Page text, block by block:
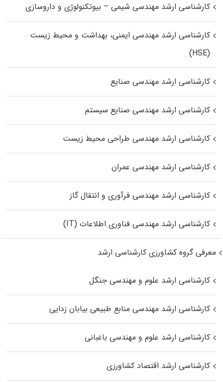
کارشناسی ارشد مهندسی شیمی – بیوتکنولوژی و داروسازی
کارشناسی ارشد مهندسی ایمنی، بهداشت و محیط زیست
(HSE)
کارشناسی ارشد مهندسی صنایع
کارشناسی ارشد مهندسی صنایع سیستم
کارشناسی ارشد مهندسی طراحی محیط زیست
کارشناسی ارشد مهندسی عمران
کارشناسی ارشد مهندسی فرآوری و انتقال گاز
کارشناسی ارشد مهندسی فناوری اطلاعات (IT)
معرفی گروه کشاورزی کارشناسی ارشد
کارشناسی ارشد علوم و مهندسی جنگل
کارشناسی ارشد مهندسی منابع طبیعی بیابان زدایی
کارشناسی ارشد علوم و مهندسی باغبانی
کارشناسی ارشد اقتصاد کشاورزی